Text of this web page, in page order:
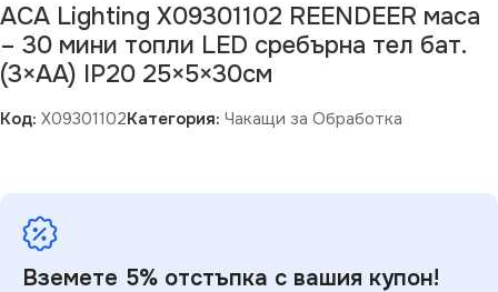
ACA Lighting X09301102 REENDEER маса
– 30 мини топли LED сребърна тел бат.
(3×AA) IP20 25×5×30см
Код: X09301102Категория: Чакащи за Обработка
Вземете 5% отстъпка с вашия купон!